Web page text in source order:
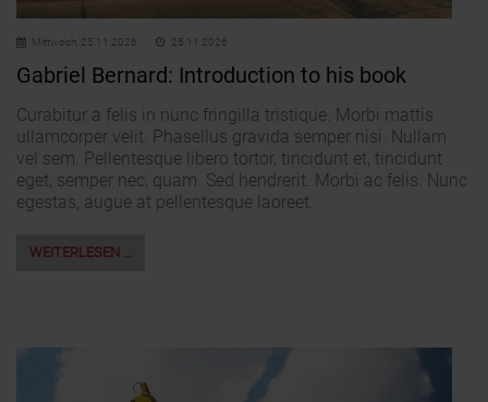
Mittwoch, 25.11.2026 25.11.2026
Gabriel Bernard: Introduction to his book
Curabitur a felis in nunc fringilla tristique. Morbi mattis
ullamcorper velit. Phasellus gravida semper nisi. Nullam
vel sem. Pellentesque libero tortor, tincidunt et, tincidunt
eget, semper nec, quam. Sed hendrerit. Morbi ac felis. Nunc
egestas, augue at pellentesque laoreet.
WEITERLESEN …